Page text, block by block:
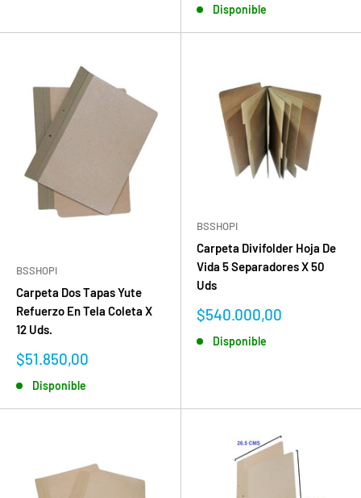
ventaDisponible
BSSHOPI
Carpeta Dos Tapas Yute
Refuerzo En Tela Coleta X
12 Uds.
Precio
venta
$51.850,00
Disponible
BSSHOPI
Carpeta Divifolder Hoja De
Vida 5 Separadores X 50
Uds
Precio
venta
$540.000,00
Disponible